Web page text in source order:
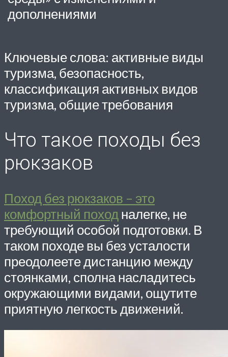
дополнениями
Ключевые слова: активные виды
туризма, безопасность,
классификация активных видов
туризма, общие требования
Что такое походы без
рюкзаков
Поход без рюкзаков – это
комфортный поход налегке, не
требующий особой подготовки. В
таком походе вы без усталости
преодолеете дистанцию между
стоянками, сполна насладитесь
окружающими видами, ощутите
приятную легкость движений.